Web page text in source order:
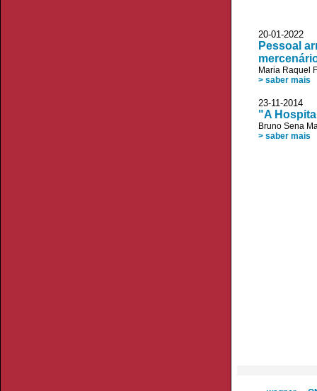
20-01-
Pessoal
Maria Raquel
> saber mais
23-11-
"A
Bruno Sena
> saber mais